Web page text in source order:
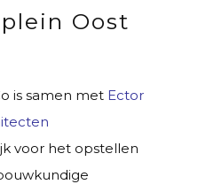
Oost
is samen met Ector
voor het opstellen